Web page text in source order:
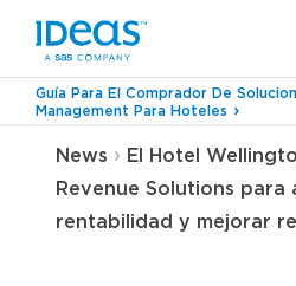
Guía Para El Comprador De
Management Para Hoteles
News › El Hotel
Revenue Solutions para
rentabilidad y mejorar